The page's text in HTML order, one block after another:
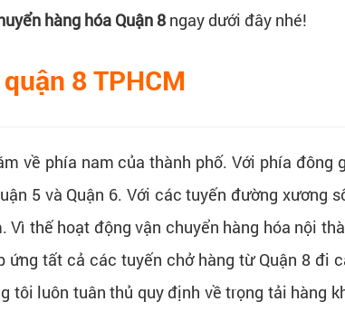
hàng hóa Quận 8 ngay dưới đây nhé!
8 TPHCM
về phía nam của thành phố. Với phía đông
5 và Quận 6. Với các tuyến đường xương
thế hoạt động vận chuyển hàng hóa nội
ứng tất cả các tuyến chở hàng từ Quận 8 đi
tôi luôn tuân thủ quy định về trọng tải hàng